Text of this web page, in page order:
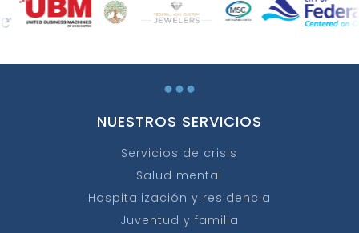
...
NUESTROS SERVICIOS
Servicios de crisis
Salud mental
Hospitalización y residencia
Juventud y familia